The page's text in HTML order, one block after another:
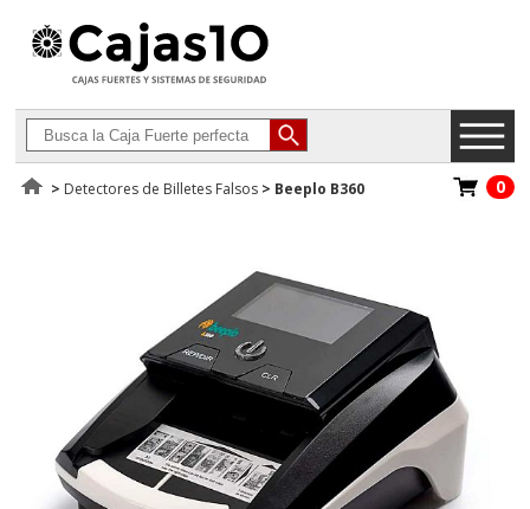
> Detectores de Billetes Falsos > Beeplo B360 0